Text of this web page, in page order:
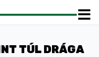
TÚL DRÁGA